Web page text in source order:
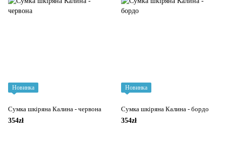
Новинка
Сумка шкіряна Калина - червона
354zł
Новинка
Сумка шкіряна Калина - бордо
354zł